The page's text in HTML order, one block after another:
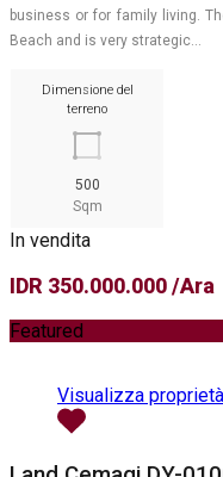
business or for family living.
Beach and is very strategic…
Dimensione del
terreno
500
Sqm
In vendita
IDR 350.000.000 /Ara
Featured
Visualizza proprietà